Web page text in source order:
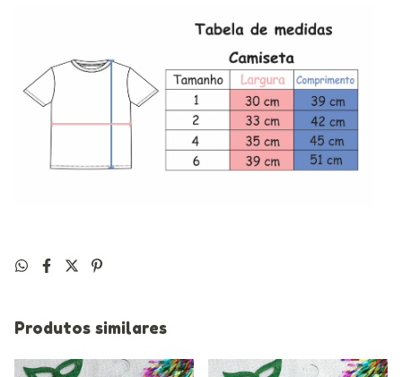
Produtos similares